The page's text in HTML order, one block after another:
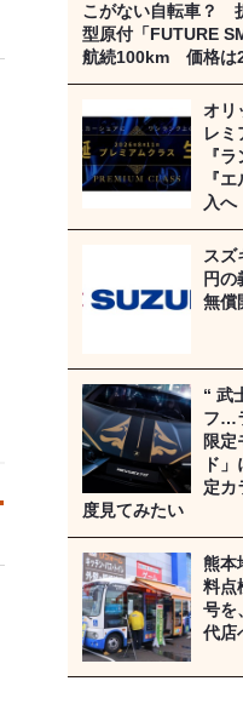
こがない自転車？
型原付「FUTURE
航続100km 価格は
オリ
レ
『
『
入へ
スズ
円
無償
“ 武
フ…
限定
ド
定カ
度見てみたい
熊本
料点
号を
代店